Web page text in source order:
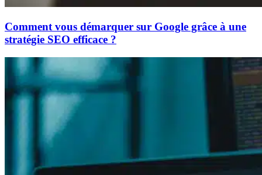
Comment vous démarquer sur Google grâce à une
stratégie SEO efficace ?